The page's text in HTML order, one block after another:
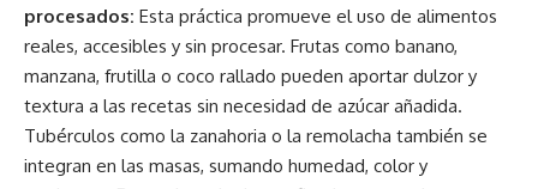
procesados: Esta práctica promueve el uso de alimentos
reales, accesibles y sin procesar. Frutas como banano,
manzana, frutilla o coco rallado pueden aportar dulzor y
textura a las recetas sin necesidad de azúcar añadida.
Tubérculos como la zanahoria o la remolacha también se
integran en las masas, sumando humedad, color y